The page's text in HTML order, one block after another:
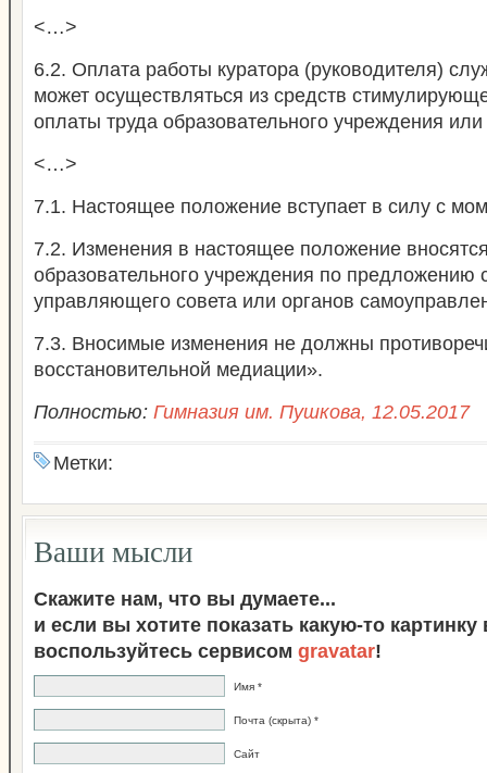
<…>
6.2. Оплата работы куратора (руководителя)
может осуществляться из средств
оплаты труда образовательного учреждения
<…>
7.1. Настоящее положение вступает в силу с
7.2. Изменения в настоящее положение
образовательного учреждения по
управляющего совета или органов
7.3. Вносимые изменения не должны
восстановительной медиации».
Полностью: Гимназия им. Пушкова, 12.05.2017
Метки:
Ваши мысли
Скажите нам, что вы думаете...
и если вы хотите показать какую-то
воспользуйтесь сервисом gravatar!
Имя *
Почта (скрыта) *
Сайт